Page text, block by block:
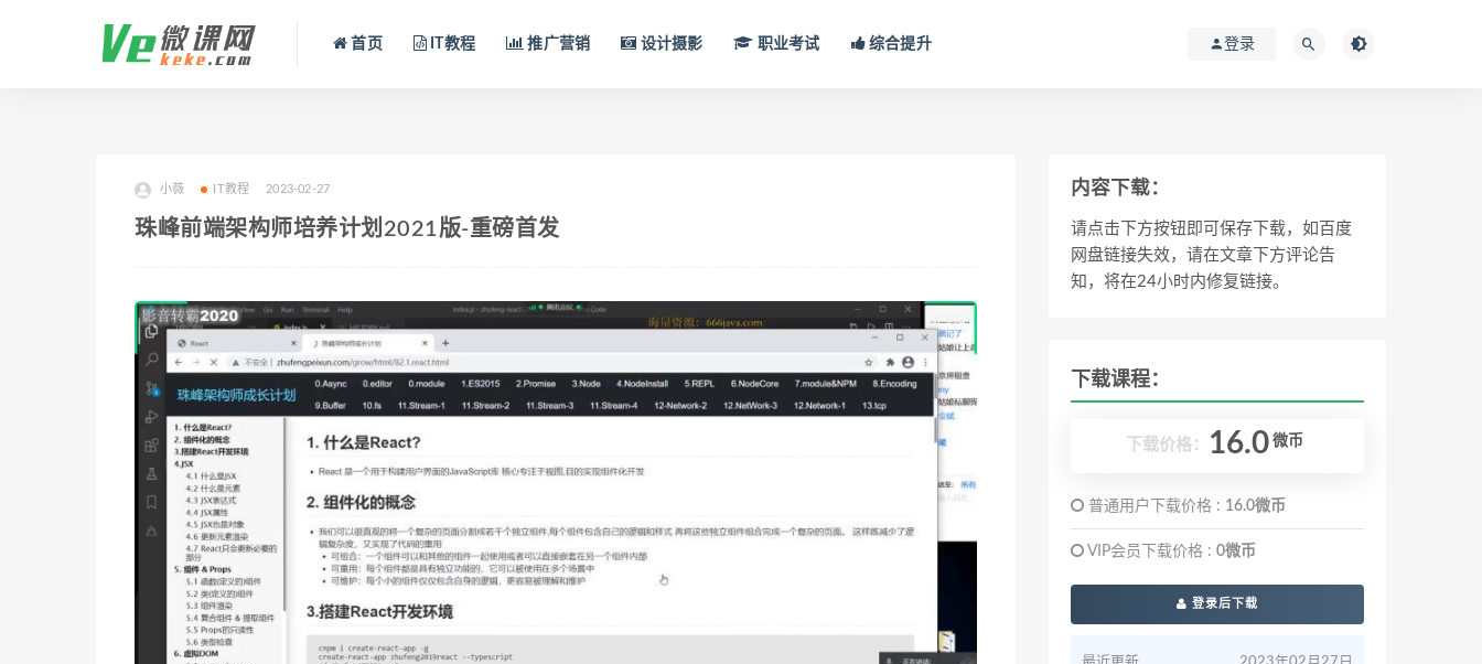
首页 IT教程 推广营销 设计摄影 职业考试 综合提升 登录
小薇 IT教程 2023-02-27
珠峰前端架构师培养计划2021版-重磅首发
内容下载：
请点击下方按钮即可保存下载，如百度
网盘链接失效，请在文章下方评论告
知，将在24小时内修复链接。
下载课程：
下载价格： 16.0 微币
普通用户下载价格 : 16.0微币
VIP会员下载价格 : 0微币
登录后下载